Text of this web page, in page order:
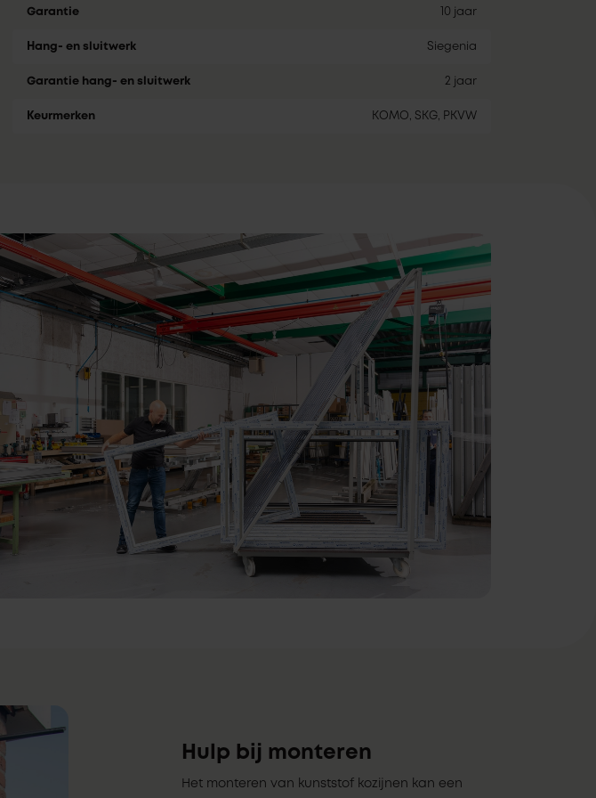
Garantie 10 jaar
Hang- en sluitwerk Siegenia
Garantie hang- en sluitwerk 2 jaar
Keurmerken KOMO, SKG, PKVW
Hulp bij monteren
Het monteren van kunststof kozijnen kan een